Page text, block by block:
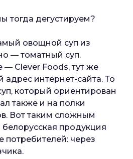
тогда дегустируем?
овощной суп из
— томатный суп.
— Clever Foods, тут же
адрес интернет-сайта. То
который ориентирован
также и на полки
Вот таким сложным
продукция
потребителей: через